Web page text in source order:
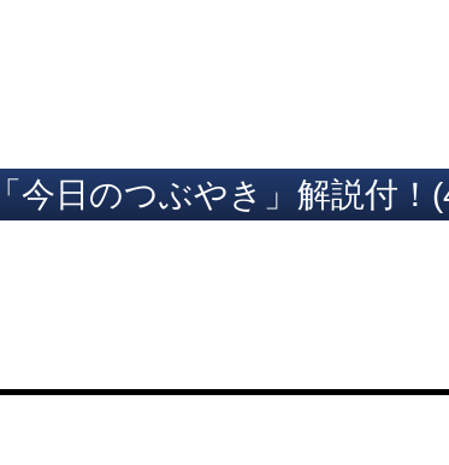
今日のつぶやき」解説付！